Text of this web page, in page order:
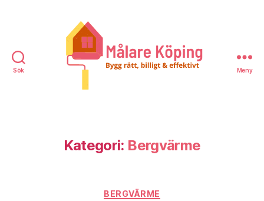
Sök Meny
Kategori: Bergvärme
Kategorier
BERGVÄRME